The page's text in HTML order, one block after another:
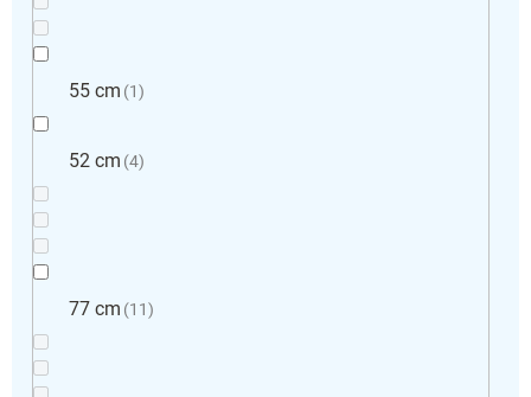
55 cm 1
52 cm 4
77 cm 11